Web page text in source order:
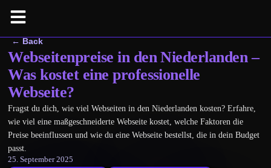
← Back
Webseitenpreise in den Niederlanden –
Was kostet eine professionelle
Webseite?
Fragst du dich, wie viel Webseiten in den Niederlanden kosten? Erfahre,
wie viel eine maßgeschneiderte Webseite kostet, welche Faktoren die
Preise beeinflussen und wie du eine Webseite bestellst, die in dein Budget
passt.
25. September 2025